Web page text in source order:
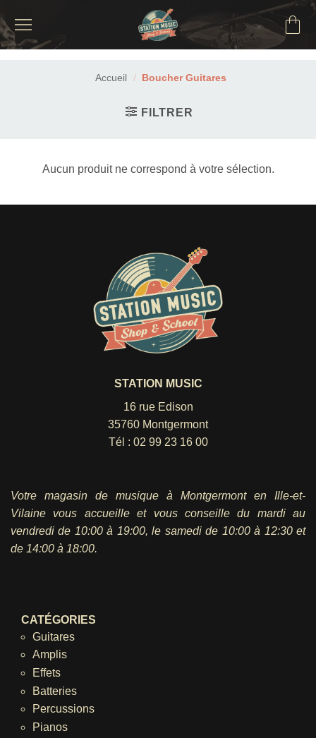
au
contenu
Accueil / Boucher Guitares
FILTRER
Aucun produit ne correspond à votre sélection.
STATION MUSIC
16 rue Edison
35760 Montgermont
Tél : 02 99 23 16 00
Votre magasin de musique à Montgermont en Ille-et-
Vilaine vous accueille et vous conseille du mardi au
vendredi de 10:00 à 19:00, le samedi de 10:00 à 12:30 et
de 14:00 à 18:00.
CATÉGORIES
Guitares
Amplis
Effets
Batteries
Percussions
Pianos